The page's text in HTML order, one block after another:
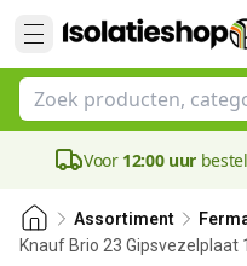
Voor 12:00 uur
Assortiment
Knauf Brio 23